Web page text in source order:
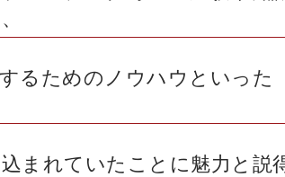
るためのノウハウといった
まれていたことに魅力と説